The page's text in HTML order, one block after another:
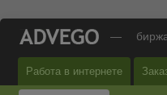
—
Работа в интернете